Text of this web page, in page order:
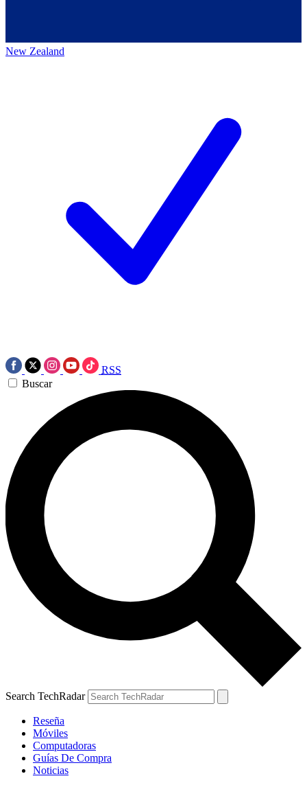
New Zealand
RSS
Buscar
Search TechRadar
Reseña
Móviles
Computadoras
Guías De Compra
Noticias